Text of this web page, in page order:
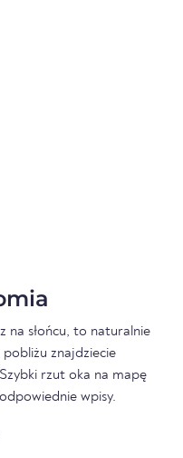
na słońcu, to naturalnie
pobliżu znajdziecie
rzut oka na mapę
wpisy.